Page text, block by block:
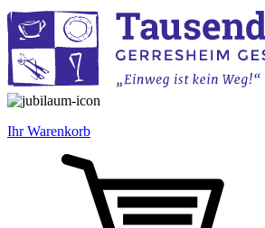
Ihr Warenkorb